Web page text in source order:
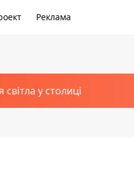
Реклама
у столиці